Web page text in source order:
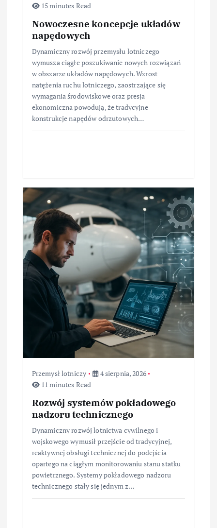
15 minutes Read
Nowoczesne koncepcje układów
napędowych
Dynamiczny rozwój przemysłu lotniczego
wymusza ciągłe poszukiwanie nowych rozwiązań
w obszarze układów napędowych. Wzrost
natężenia ruchu lotniczego, zaostrzające się
wymagania środowiskowe oraz presja
ekonomiczna powodują, że tradycyjne
konstrukcje napędów odrzutowych…
Przemysł lotniczy
4 sierpnia, 2026
11 minutes Read
Rozwój systemów pokładowego
nadzoru technicznego
Dynamiczny rozwój lotnictwa cywilnego i
wojskowego wymusił przejście od tradycyjnej,
reaktywnej obsługi technicznej do podejścia
opartego na ciągłym monitorowaniu stanu statku
powietrznego. Systemy pokładowego nadzoru
technicznego stały się jednym z…